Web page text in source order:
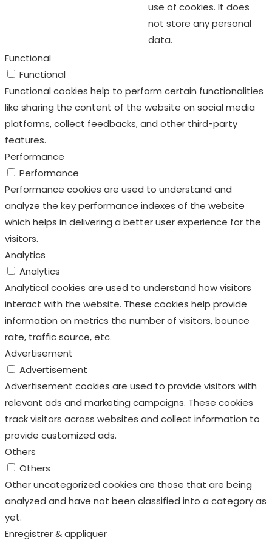
use of cookies. It does
not store any personal
data.
Functional
Functional
Functional cookies help to perform certain functionalities
like sharing the content of the website on social media
platforms, collect feedbacks, and other third-party
features.
Performance
Performance
Performance cookies are used to understand and
analyze the key performance indexes of the website
which helps in delivering a better user experience for the
visitors.
Analytics
Analytics
Analytical cookies are used to understand how visitors
interact with the website. These cookies help provide
information on metrics the number of visitors, bounce
rate, traffic source, etc.
Advertisement
Advertisement
Advertisement cookies are used to provide visitors with
relevant ads and marketing campaigns. These cookies
track visitors across websites and collect information to
provide customized ads.
Others
Others
Other uncategorized cookies are those that are being
analyzed and have not been classified into a category as
yet.
Enregistrer & appliquer